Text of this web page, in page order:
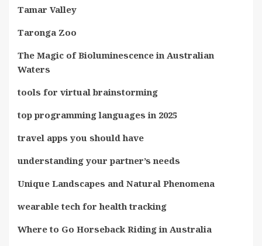
Tamar Valley
Taronga Zoo
The Magic of Bioluminescence in Australian
Waters
tools for virtual brainstorming
top programming languages in 2025
travel apps you should have
understanding your partner’s needs
Unique Landscapes and Natural Phenomena
wearable tech for health tracking
Where to Go Horseback Riding in Australia